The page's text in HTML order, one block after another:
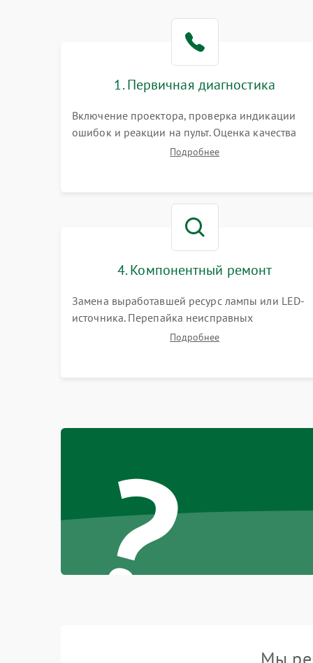
1. Первичная диагностика
Включение проектора, проверка индикации
ошибок и реакции на пульт. Оценка качества
проекции, яркости лампы, наличия артефактов
Подробнее
4. Компонентный ремонт
Замена выработавшей ресурс лампы или LED-
источника. Перепайка неисправных
компонентов на платах. Замена DMD-чипа при
Подробнее
?